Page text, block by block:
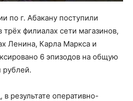
по г. Абакану поступили
филиалах сети магазинов,
Ленина, Карла Маркса и
6 эпизодов на общую
рублей.
результате оперативно-